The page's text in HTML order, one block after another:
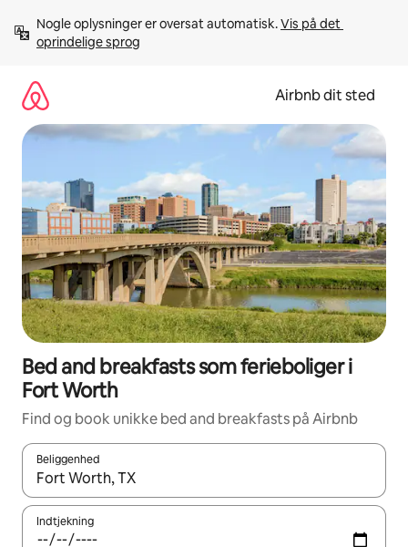
videre
Nogle oplysninger er oversat automatisk. Vis på det
oprindelige sprog
Airbnb dit sted
Bed and breakfasts som ferieboliger i
Fort Worth
Find og book unikke bed and breakfasts på Airbnb
Beliggenhed
Når resultaterne er tilgængelige, skal du navigere med
Indtjekning